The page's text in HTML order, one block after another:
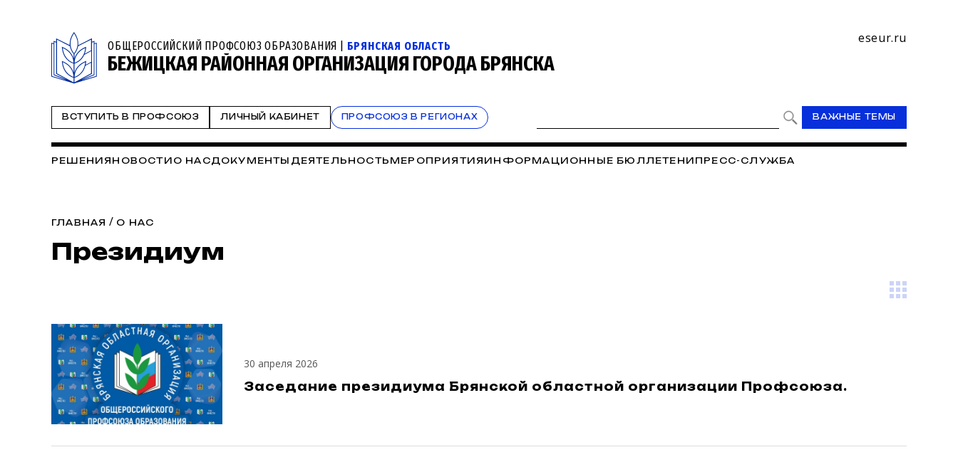
ОБЩЕРОССИЙСКИЙ ПРОФСОЮЗ ОБРАЗОВАНИЯ | БРЯНСКАЯ ОБЛАСТЬ
БЕЖИЦКАЯ РАЙОННАЯ ОРГАНИЗАЦИЯ ГОРОДА БРЯНСКА
eseur.ru
ВСТУПИТЬ В ПРОФСОЮЗ ЛИЧНЫЙ КАБИНЕТ ПРОФСОЮЗ В РЕГИОНАХ ВАЖНЫЕ ТЕМЫ
РЕШЕНИЯ НОВОСТИ О НАСДОКУМЕНТЫ ДЕЯТЕЛЬНОСТЬ МЕРОПРИЯТИЯ ИНФОРМАЦИОННЫЕ БЮЛЛЕТЕНИ ПРЕСС-СЛУЖБА
ГЛАВНАЯ / О НАС
Президиум
30 апреля 2026
Заседание президиума Брянской областной организации Профсоюза.